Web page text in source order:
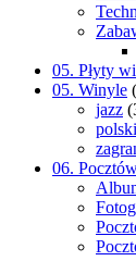
05. Płyty
05. Winyle
jazz
06.